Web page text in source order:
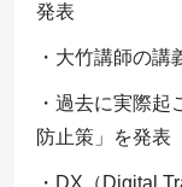
発表
・大竹講師の講
・過去に実際
防止策」を発表
・DX（Digital